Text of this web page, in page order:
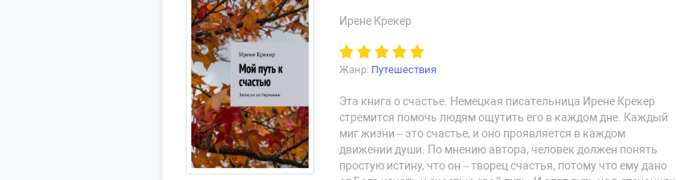
Ирене Крекер
Жанр: Путешествия
Эта книга о счастье. Немецкая писательница Ирене Крекер
стремится помочь людям ощутить его в каждом дне. Каждый
миг жизни – это счастье, и оно проявляется в каждом
движении души. По мнению автора, человек должен понять
простую истину, что он – творец счастья, потому что ему дано